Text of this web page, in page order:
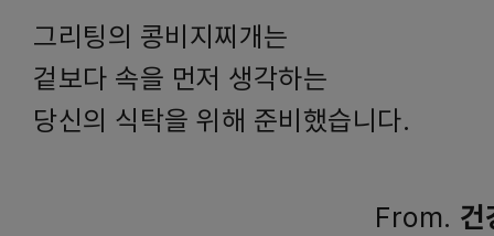
그리팅의 콩비지찌개는
겉보다 속을 먼저 생각하는
당신의 식탁을 위해 준비했습니다.
From. 건